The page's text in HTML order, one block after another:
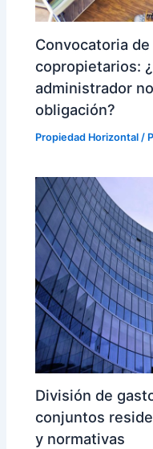
Convocatoria
copropietarios:
administrador
obligación?
Propiedad Horizontal /
División de
conjuntos
y normativas